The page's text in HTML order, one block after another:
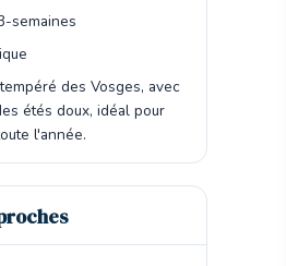
semaines
des Vosges, avec
étés doux, idéal pour
l'année.